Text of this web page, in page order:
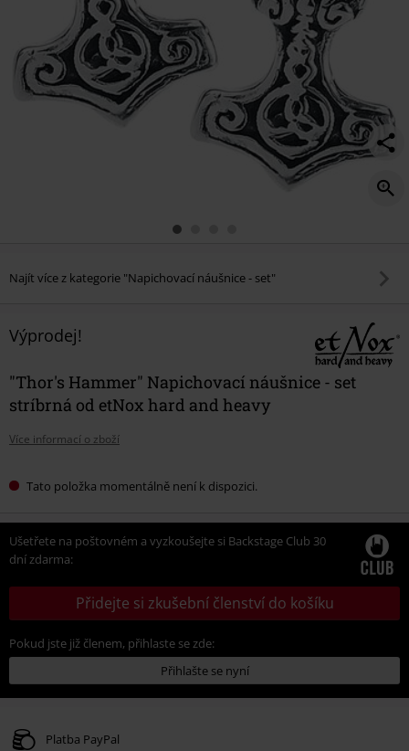
Najít více z kategorie "Napichovací náušnice - set"
Výprodej!
"Thor's Hammer" Napichovací náušnice - set
stríbrná od etNox hard and heavy
Více informací o zboží
Tato položka momentálně není k dispozici.
Ušetřete na poštovném a vyzkoušejte si Backstage Club 30
dní zdarma:
Přidejte si zkušební členství do košíku
Pokud jste již členem, přihlaste se zde:
Přihlašte se nyní
Platba PayPal